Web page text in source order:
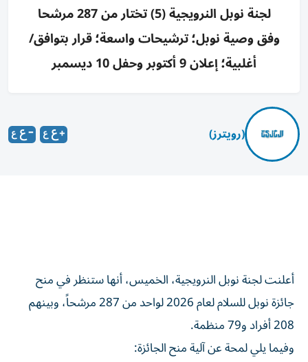
لجنة نوبل النرويجية (5) تختار من 287 مرشحا
وفق وصية نوبل؛ ترشيحات واسعة؛ قرار بتوافق/
أغلبية؛ إعلان 9 أكتوبر وحفل 10 ديسمبر
(رويترز)
أعلنت لجنة نوبل النرويجية، الخميس، أنها ستنظر في منح
جائزة نوبل للسلام لعام 2026 لواحد من 287 مرشحاً، وبينهم
208 أفراد و79 منظمة.
وفيما يلي لمحة ‌عن آلية منح الجائزة: